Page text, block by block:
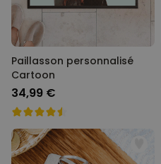
Paillasson personnalisé
Cartoon
34,99 €